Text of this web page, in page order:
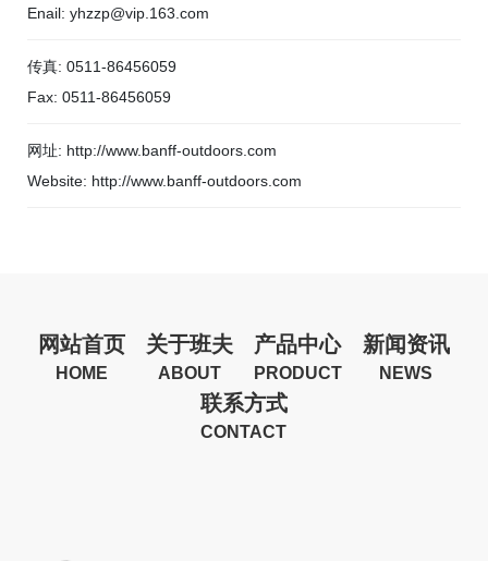
Enail: yhzzp@vip.163.com
传真: 0511-86456059
Fax: 0511-86456059
网址: http://www.banff-outdoors.com
Website: http://www.banff-outdoors.com
网站首页
HOME
关于班夫
ABOUT
产品中心
PRODUCT
新闻资讯
NEWS
联系方式
CONTACT